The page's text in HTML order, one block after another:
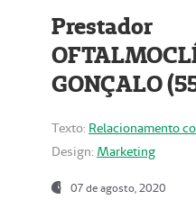
Prestador
GONÇALO
Texto: Relacionamento
Design: Marketing
07 de agosto, 2020